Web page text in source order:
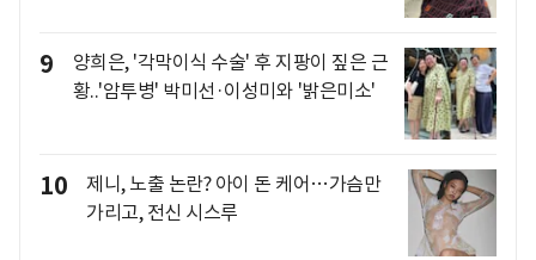
9
양희은, '각막이식 수술' 후 지팡이 짚은 근
황..'암투병' 박미선·이성미와 '밝은미소'
10
제니, 노출 논란? 아이 돈 케어…가슴만
가리고, 전신 시스루